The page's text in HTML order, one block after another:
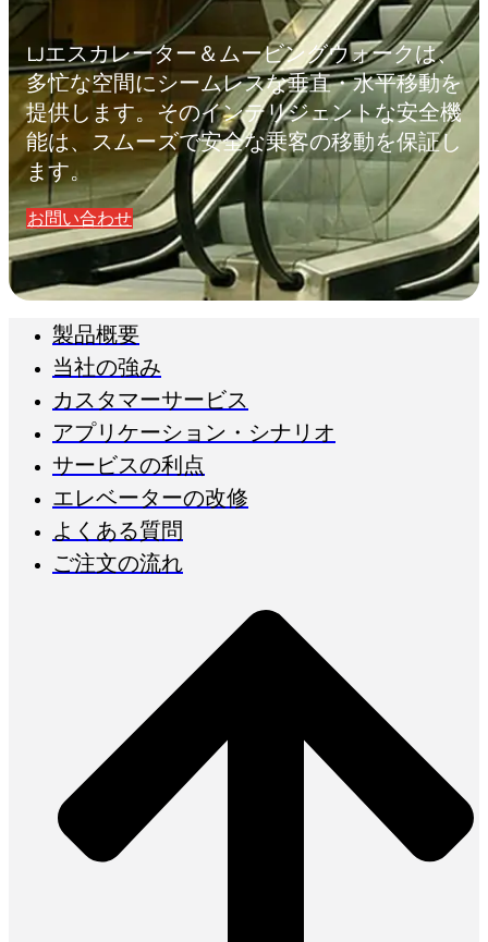
LJエスカレーター＆ムービングウォークは、
多忙な空間にシームレスな垂直・水平移動を
提供します。そのインテリジェントな安全機
能は、スムーズで安全な乗客の移動を保証し
ます。
お問い合わせ
製品概要
当社の強み
カスタマーサービス
アプリケーション・シナリオ
サービスの利点
エレベーターの改修
よくある質問
ご注文の流れ